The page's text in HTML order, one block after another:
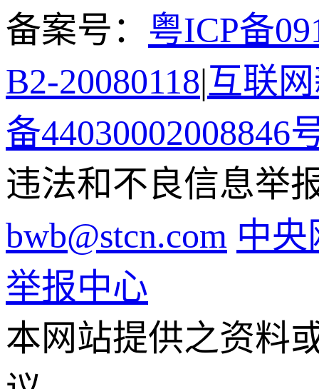
备案号： 粤ICP备
B2-20080118|互联
备44030002008846
违法和不良信息举
bwb@stcn.com 中
举报中心
本网站提供之资料